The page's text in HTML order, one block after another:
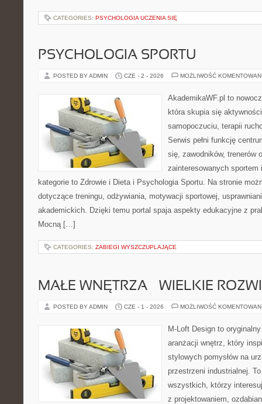
CATEGORIES: PSYCHOLOGIA UCZENIA SIĘ
PSYCHOLOGIA SPORTU
POSTED BY ADMIN CZE - 2 - 2026 MOŻLIWOŚĆ
AkademikaWF.pl to
która skupia się
samopoczuciu, terapii
Serwis pełni funkcję
się, zawodników, trenerów
zainteresowanych sportem
kategorie to Zdrowie i Dieta i Psychologia Sportu. Na stronie
dotyczące treningu, odżywiania, motywacji sportowej,
akademickich. Dzięki temu portal spaja aspekty edukacyjne z
Mocną […]
CATEGORIES: ZABIEGI WYSZCZUPLAJĄCE
MAŁE WNĘTRZA – WIELKIE
POSTED BY ADMIN CZE - 1 - 2026 MOŻLIWOŚĆ
M-Loft Design to
aranżacji wnętrz, który
stylowych pomysłów na
przestrzeni industrialnej.
wszystkich, którzy
z projektowaniem,